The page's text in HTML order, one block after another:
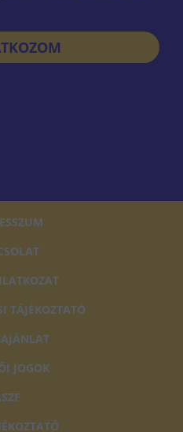
TÁJÉKOZTATÓ
JOGOK